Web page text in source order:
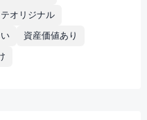
オリジナル
資産価値あり